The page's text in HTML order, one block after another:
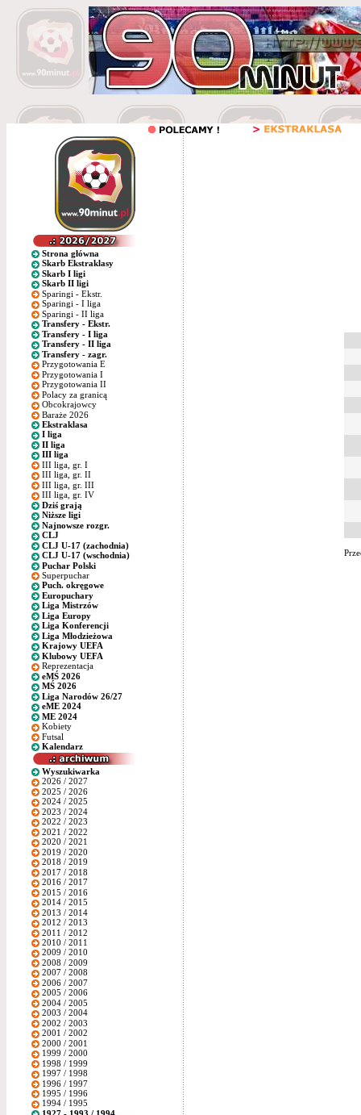
Strona główna
Skarb Ekstraklasy
Skarb I ligi
Skarb II ligi
Sparingi - Ekstr.
Sparingi - I liga
Sparingi - II liga
Transfery - Ekstr.
Transfery - I liga
Transfery - II liga
Transfery - zagr.
Przygotowania E
Przygotowania I
Przygotowania II
Polacy za granicą
Obcokrajowcy
Baraże 2026
Ekstraklasa
I liga
II liga
III liga
III liga, gr. I
III liga, gr. II
III liga, gr. III
III liga, gr. IV
Dziś grają
Niższe ligi
Najnowsze rozgr.
CLJ
CLJ U-17 (zachodnia)
CLJ U-17 (wschodnia)
Puchar Polski
Superpuchar
Puch. okręgowe
Europuchary
Liga Mistrzów
Liga Europy
Liga Konferencji
Liga Młodzieżowa
Krajowy UEFA
Klubowy UEFA
Reprezentacja
eMŚ 2026
MŚ 2026
Liga Narodów 26/27
eME 2024
ME 2024
Kobiety
Futsal
Kalendarz
Wyszukiwarka
2026 / 2027
2025 / 2026
2024 / 2025
2023 / 2024
2022 / 2023
2021 / 2022
2020 / 2021
2019 / 2020
2018 / 2019
2017 / 2018
2016 / 2017
2015 / 2016
2014 / 2015
2013 / 2014
2012 / 2013
2011 / 2012
2010 / 2011
2009 / 2010
2008 / 2009
2007 / 2008
2006 / 2007
2005 / 2006
2004 / 2005
2003 / 2004
2002 / 2003
2001 / 2002
2000 / 2001
1999 / 2000
1998 / 1999
1997 / 1998
1996 / 1997
1995 / 1996
1994 / 1995